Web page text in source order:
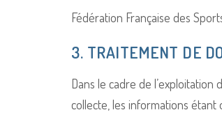
Fédération Française des
3. TRAITEMENT DE
Dans le cadre de
collecte, les informations étant